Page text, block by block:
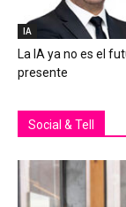
IA
La IA ya no es el
presente
Social & Tell